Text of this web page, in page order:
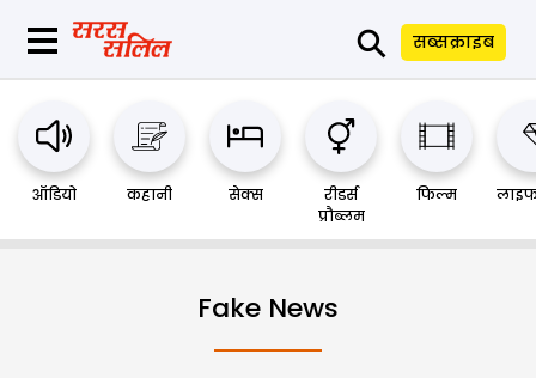
⚲ सब्सक्राइब
ऑडियो कहानी सेक्स
रीडर्स
प्रौब्लम
फिल्म
Fake News